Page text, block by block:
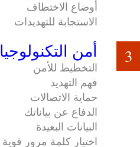
أوضاع الاختطاف
الاستجابة للتهديدات
أمن التكنولوجيا
التخطيط للأمن
فهم التهديد
حماية الاتصالات
الدفاع عن بياناتك
البيانات البعيدة
اختيار كلمة مرور قوية
3